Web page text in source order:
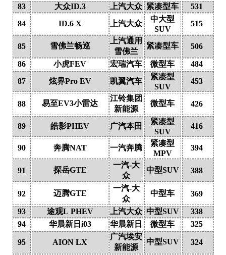
83
大众ID.3 上汽大众 紧凑型车
531
84
ID.6 X 上汽大众
中大型
SUV
515
85 雪佛兰畅巡
上汽通用
雪佛兰
紧凑型车 506
86 小虎FEV 宏瑞汽车 微型车
484
87
炫界Pro EV 凯翼汽车
紧凑型
SUV
453
88 易至EV3小雷达
江铃集团
新能源
微型车 426
89 皓影PHEV 广汽本田
紧凑型
SUV
416
90 奔腾NAT 一汽奔腾
紧凑型
MPV
394
91 探岳GTE
一汽-大
众
中型SUV 388
92 迈腾GTE
一汽-大
众
中型车 369
93 途观L PHEV 上汽大众 中型SUV
338
94
华晨新日i03 华晨新日 微型车 325
95 AION LX
广汽埃安
新能源
中型SUV 324